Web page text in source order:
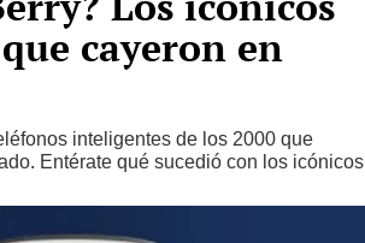
cayeron en
inteligentes de los 2000 que
Entérate qué sucedió con los icónicos